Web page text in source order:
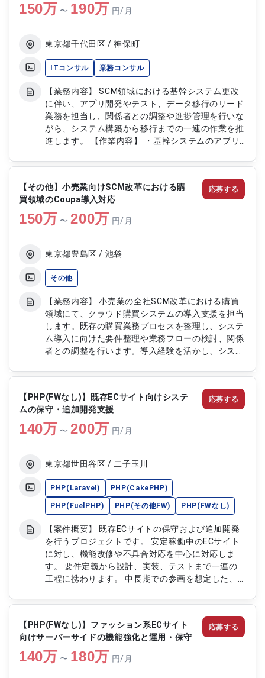
150万 〜 190万 円/月
東京都千代田区 / 神保町
ITコンサル 業務コンサル
【業務内容】 SCM領域における基幹システム更改
に伴い、アプリ開発やテスト、データ移行のリード
業務を担当し、関係者との調整や進捗管理を行いな
がら、システム構築から移行までの一連の作業を推
進します。 【作業内容】 ・基幹システムのアプリ
タ移行計画の策定と進捗管理 ・関係者との調整、
課題管理 ・システム構築全体の進捗管理 ・移行後
の運用準備サポート
【その他】小売業向けSCM改革における購
買領域のCoupa導入対応
150万 〜200万 円/月
東京都豊島区 / 池袋
その他
【業務内容】 小売業の全社SCM改革における購買
領域にて、クラウド購買システムの導入支援を担当
します。既存の購買業務プロセスを整理し、システ
ム導入に向けた要件整理や業務フローの検討、関係
者との調整を行います。導入経験を活かし、システ
よび解決支援を行いながら、プロジェクトの円滑な
セスの整理および現状分析 ・システム導入に向け
た要件整理および仕様検討 ・業務フローの設計お
よび改善提案 ・システム設定方針の検討および導
入支援 ・関係者とのヒアリングおよび調整対応 ・
た対応方針の検討 ・導入手順および運用方針の整
対応
応募する
【PHP(FWなし)】既存ECサイト向けシステ
ムの保守・追加開発支援
140万 〜200万 円/月
東京都世田谷区 / 二子玉川
PHP(Laravel) PHP(CakePHP)
PHP(FuelPHP) PHP(その他FW) PHP(FWなし)
【案件概要】 既存ECサイトの保守および追加開発
を行うプロジェクトです。 安定稼働中のECサイト
に対し、機能改修や不具合対応を中心に対応しま
す。 要件定義から設計、実装、テストまで一連の
工程に携わります。 中長期での参画を想定した、
内容】 ・既存ECサイトの保守対応および不具合修
正 ・要件定義内容に基づく機能改修および追加開
発 ・設計書作成および実装対応 ・単体テスト、結
合テストの実施 ・リリース対応および運用フォロ
ー
応募する
【PHP(FWなし)】ファッション系ECサイト
向けサーバーサイドの機能強化と運用・保守
140万 〜 180万 円/月
応募する